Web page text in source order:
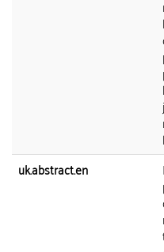
uk.abstract.en